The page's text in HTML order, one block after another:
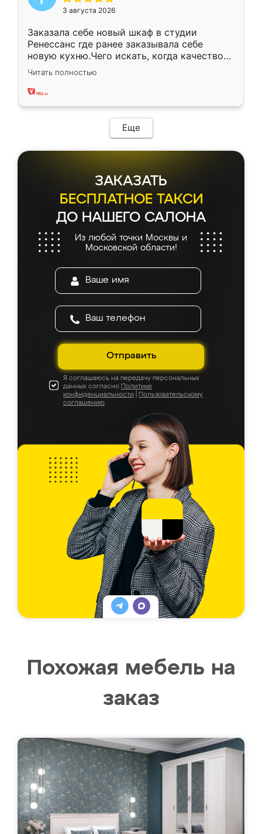
3 августа 2026
Заказала себе новый шкаф в студии
Ренессанс где ранее заказывала себе
новую кухню.Чего искать, когда качеством
вполне довольна. Служит кухня уже почти
два года, нареканий нет.
Читать полностью
Еще
ЗАКАЗАТЬ
БЕСПЛАТНОЕ ТАКСИ
ДО НАШЕГО САЛОНА
Из любой точки Москвы и
Московской области!
Отправить
Я соглашаюсь на передачу персональных
данных согласно Политике
конфиденциальности
Пользовательскому
соглашению
Похожая мебель на
заказ